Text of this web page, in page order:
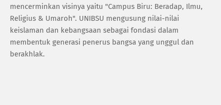
mencerminkan visinya yaitu "Campus Biru: Beradap, Ilmu,
Religius & Umaroh". UNIBSU mengusung nilai-nilai
keislaman dan kebangsaan sebagai fondasi dalam
membentuk generasi penerus bangsa yang unggul dan
berakhlak.